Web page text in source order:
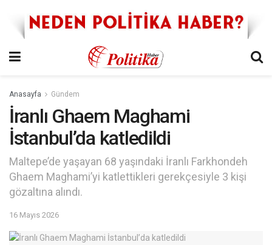
Anasayfa Gündem
İranlı Ghaem Maghami
İstanbul’da katledildi
Maltepe’de yaşayan 68 yaşındaki İranlı Farkhondeh
Ghaem Maghami’yi katlettikleri gerekçesiyle 3 kişi
gözaltına alındı.
16 Mayıs 2026